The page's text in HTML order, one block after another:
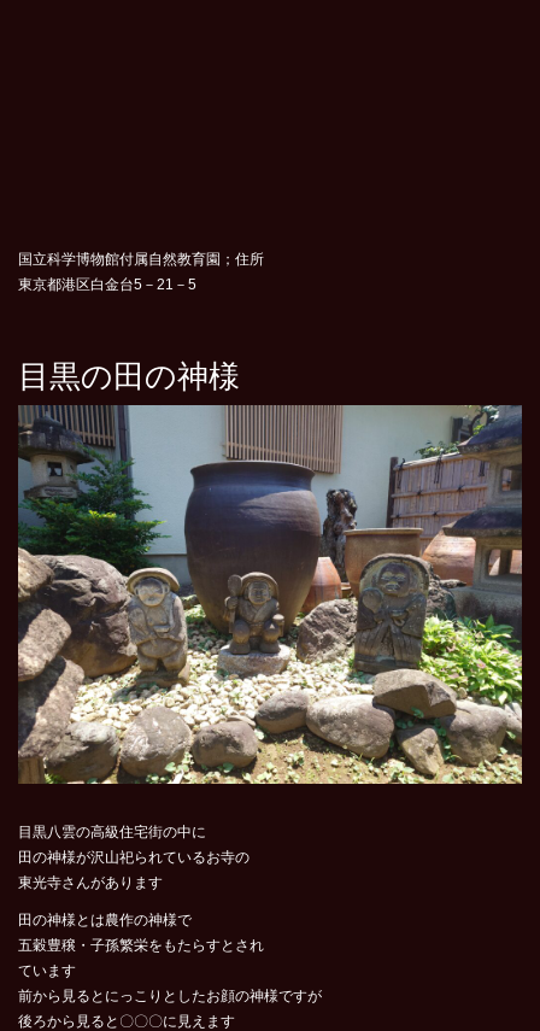
国立科学博物館付属自然教育園；住所
東京都港区白金台5－21－5
目黒の田の神様
目黒八雲の高級住宅街の中に
田の神様が沢山祀られているお寺の
東光寺さんがあります
田の神様とは農作の神様で
五穀豊穣・子孫繁栄をもたらすとされ
ています
前から見るとにっこりとしたお顔の神様ですが
後ろから見ると〇〇〇に見えます